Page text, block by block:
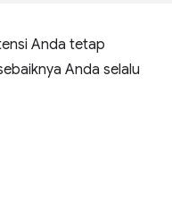
Anda tetap
Anda selalu